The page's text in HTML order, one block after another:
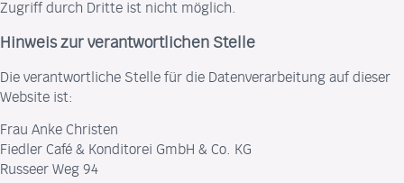
Zugriff durch Dritte ist nicht möglich.
Hinweis zur verantwortlichen Stelle
Die verantwortliche Stelle für die Datenverarbeitung auf dieser
Website ist:
Frau Anke Christen
Fiedler Café & Konditorei GmbH & Co. KG
Russeer Weg 94